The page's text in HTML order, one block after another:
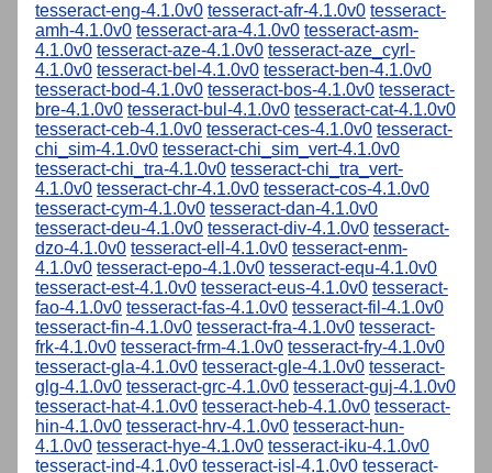
tesseract-eng-4.1.0v0 tesseract-afr-4.1.0v0 tesseract-
amh-4.1.0v0 tesseract-ara-4.1.0v0 tesseract-asm-
4.1.0v0 tesseract-aze-4.1.0v0 tesseract-aze_cyrl-
4.1.0v0 tesseract-bel-4.1.0v0 tesseract-ben-4.1.0v0
tesseract-bod-4.1.0v0 tesseract-bos-4.1.0v0 tesseract-
bre-4.1.0v0 tesseract-bul-4.1.0v0 tesseract-cat-4.1.0v0
tesseract-ceb-4.1.0v0 tesseract-ces-4.1.0v0 tesseract-
chi_sim-4.1.0v0 tesseract-chi_sim_vert-4.1.0v0
tesseract-chi_tra-4.1.0v0 tesseract-chi_tra_vert-
4.1.0v0 tesseract-chr-4.1.0v0 tesseract-cos-4.1.0v0
tesseract-cym-4.1.0v0 tesseract-dan-4.1.0v0
tesseract-deu-4.1.0v0 tesseract-div-4.1.0v0 tesseract-
dzo-4.1.0v0 tesseract-ell-4.1.0v0 tesseract-enm-
4.1.0v0 tesseract-epo-4.1.0v0 tesseract-equ-4.1.0v0
tesseract-est-4.1.0v0 tesseract-eus-4.1.0v0 tesseract-
fao-4.1.0v0 tesseract-fas-4.1.0v0 tesseract-fil-4.1.0v0
tesseract-fin-4.1.0v0 tesseract-fra-4.1.0v0 tesseract-
frk-4.1.0v0 tesseract-frm-4.1.0v0 tesseract-fry-4.1.0v0
tesseract-gla-4.1.0v0 tesseract-gle-4.1.0v0 tesseract-
glg-4.1.0v0 tesseract-grc-4.1.0v0 tesseract-guj-4.1.0v0
tesseract-hat-4.1.0v0 tesseract-heb-4.1.0v0 tesseract-
hin-4.1.0v0 tesseract-hrv-4.1.0v0 tesseract-hun-
4.1.0v0 tesseract-hye-4.1.0v0 tesseract-iku-4.1.0v0
tesseract-ind-4.1.0v0 tesseract-isl-4.1.0v0 tesseract-